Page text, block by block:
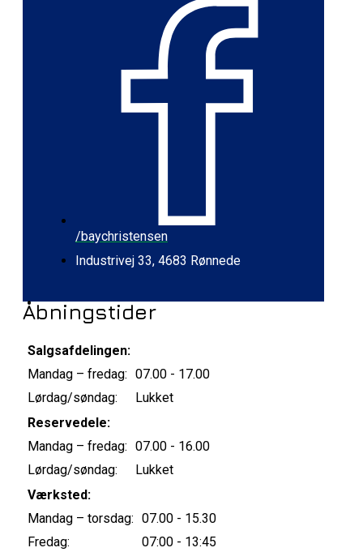
/baychristensen
Industrivej 33, 4683 Rønnede
Åbningstider
Salgsafdelingen:
Mandag – fredag: 07.00 - 17.00
Lørdag/søndag:
Lukket
Reservedele:
Mandag – fredag: 07.00 - 16.00
Lørdag/søndag:
Lukket
Værksted:
Mandag – torsdag: 07.00 - 15.30
Fredag:
07:00 - 13:45